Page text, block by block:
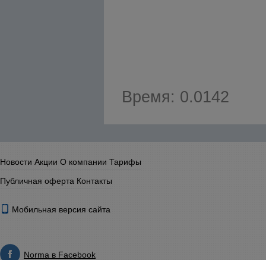
Время: 0.0142
Новости Акции О компании Тарифы
Публичная оферта Контакты
Мобильная версия сайта
Norma в Facebook